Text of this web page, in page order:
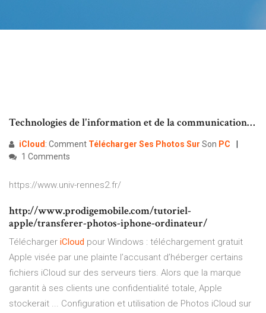
Technologies de l'information et de la communication…
iCloud: Comment Télécharger Ses Photos Sur Son PC
1 Comments
https://www.univ-rennes2.fr/
http://www.prodigemobile.com/tutoriel-
apple/transferer-photos-iphone-ordinateur/
Télécharger iCloud pour Windows : téléchargement gratuit
Apple visée par une plainte l’accusant d’héberger certains
fichiers iCloud sur des serveurs tiers. Alors que la marque
garantit à ses clients une confidentialité totale, Apple
stockerait ... Configuration et utilisation de Photos iCloud sur